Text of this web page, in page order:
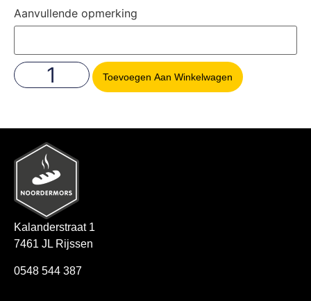
Aanvullende opmerking
Toevoegen Aan Winkelwagen
Kalanderstraat 1
7461 JL Rijssen
0548 544 387